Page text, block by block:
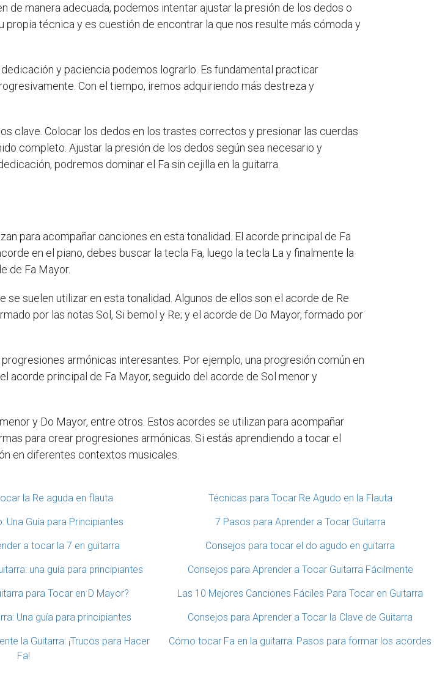
de manera adecuada, podemos intentar ajustar la presión de los dedos o
técnica y es cuestión de encontrar la que nos resulte más cómoda y
y paciencia podemos lograrlo. Es fundamental practicar
Con el tiempo, iremos adquiriendo más destreza y
clave. Colocar los dedos en los trastes correctos y presionar las cuerdas
completo. Ajustar la presión de los dedos según sea necesario y
podremos dominar el Fa sin cejilla en la guitarra.
para acompañar canciones en esta tonalidad. El acorde principal de Fa
en el piano, debes buscar la tecla Fa, luego la tecla La y finalmente la
de Fa Mayor.
suelen utilizar en esta tonalidad. Algunos de ellos son el acorde de Re
por las notas Sol, Si bemol y Re; y el acorde de Do Mayor, formado por
armónicas interesantes. Por ejemplo, una progresión común en
acorde principal de Fa Mayor, seguido del acorde de Sol menor y
y Do Mayor, entre otros. Estos acordes se utilizan para acompañar
para crear progresiones armónicas. Si estás aprendiendo a tocar el
en diferentes contextos musicales.
la Re aguda en flauta Técnicas para Tocar Re Agudo en la Flauta
Una Guía para Principiantes 7 Pasos para Aprender a Tocar Guitarra
a tocar la 7 en guitarra Consejos para tocar el do agudo en guitarra
una guía para principiantes Consejos para Aprender a Tocar Guitarra Fácilmente
para Tocar en D Mayor? Las 10 Mejores Canciones Fáciles Para Tocar en Guitarra
Una guía para principiantes Consejos para Aprender a Tocar la Clave de Guitarra
la Guitarra: ¡Trucos para Hacer
Fa!
Cómo tocar Fa en la guitarra: Pasos para formar los acordes